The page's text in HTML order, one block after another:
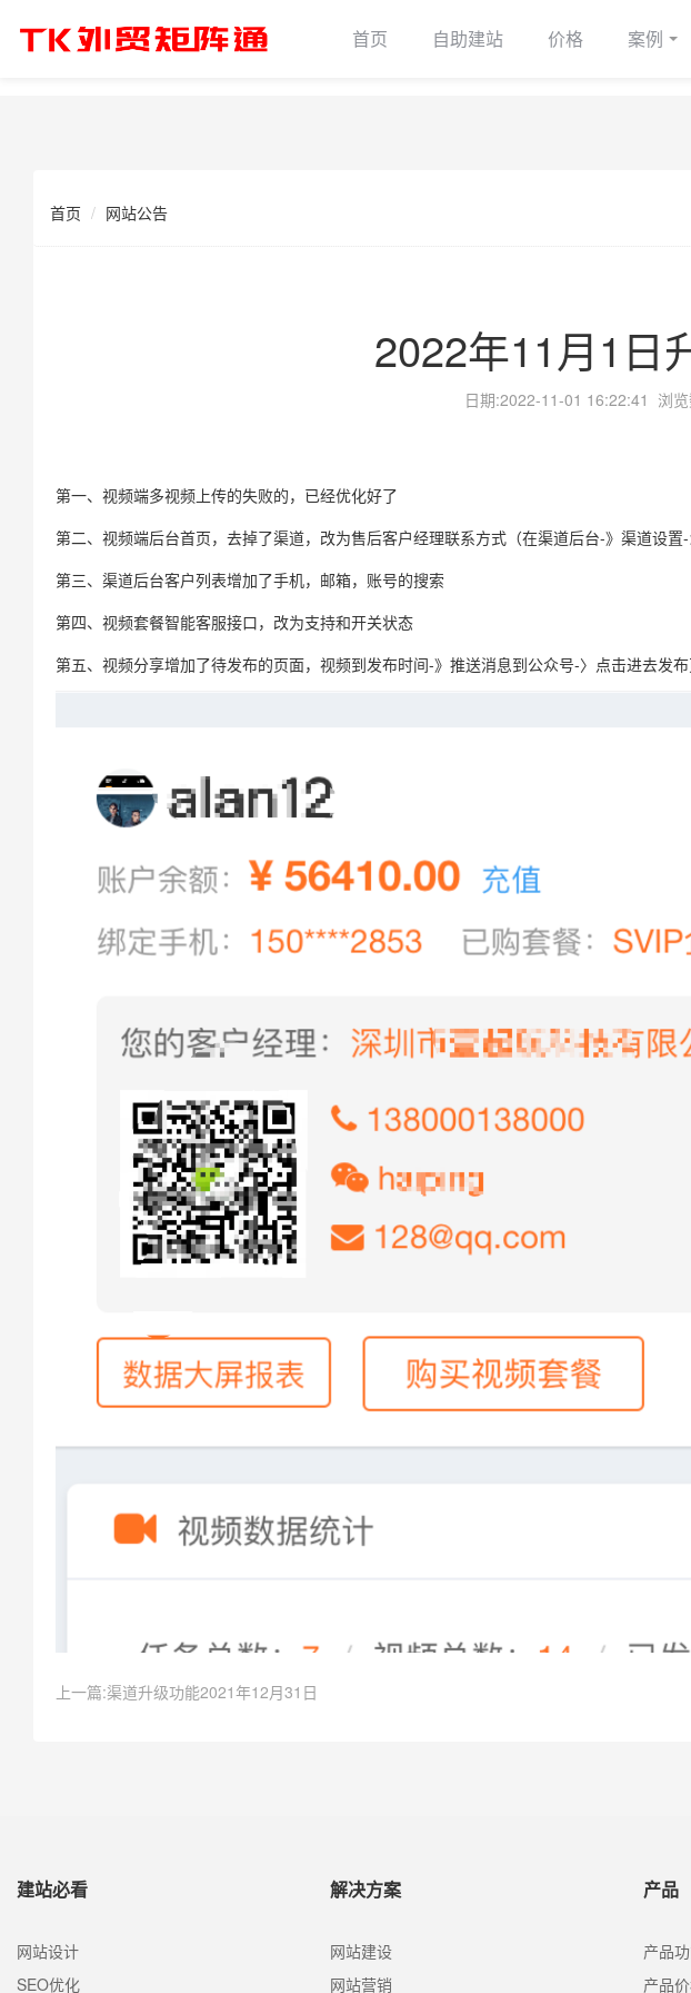
首页 自助建站 价格 案例
首页 网站公告
2022年11月1日
日期:2022-11-01 16:22:41 浏
第一、视频端多视频上传的失败的，已经优化好了
第二、视频端后台首页，去掉了渠道，改为售后客户经理联系方式（在渠道后台-》渠道设置-
第三、渠道后台客户列表增加了手机，邮箱，账号的搜索
第四、视频套餐智能客服接口，改为支持和开关状态
第五、视频分享增加了待发布的页面，视频到发布时间-》推送消息到公众号-〉点击进去发
上一篇:渠道升级功能2021年12月31日
建站必看
网站设计
SEO优化
解决方案
网站建设
网站营销
产品
产品
产品